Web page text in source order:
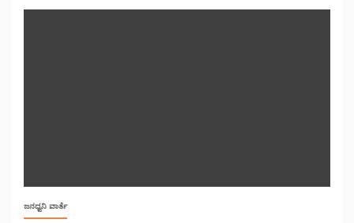
ಜನಧ್ವನಿ ವಾರ್ತೆ